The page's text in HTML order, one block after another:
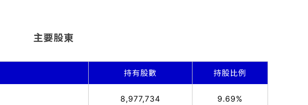
主要股東
持有股數 持股比例
8,977,734 9.69%